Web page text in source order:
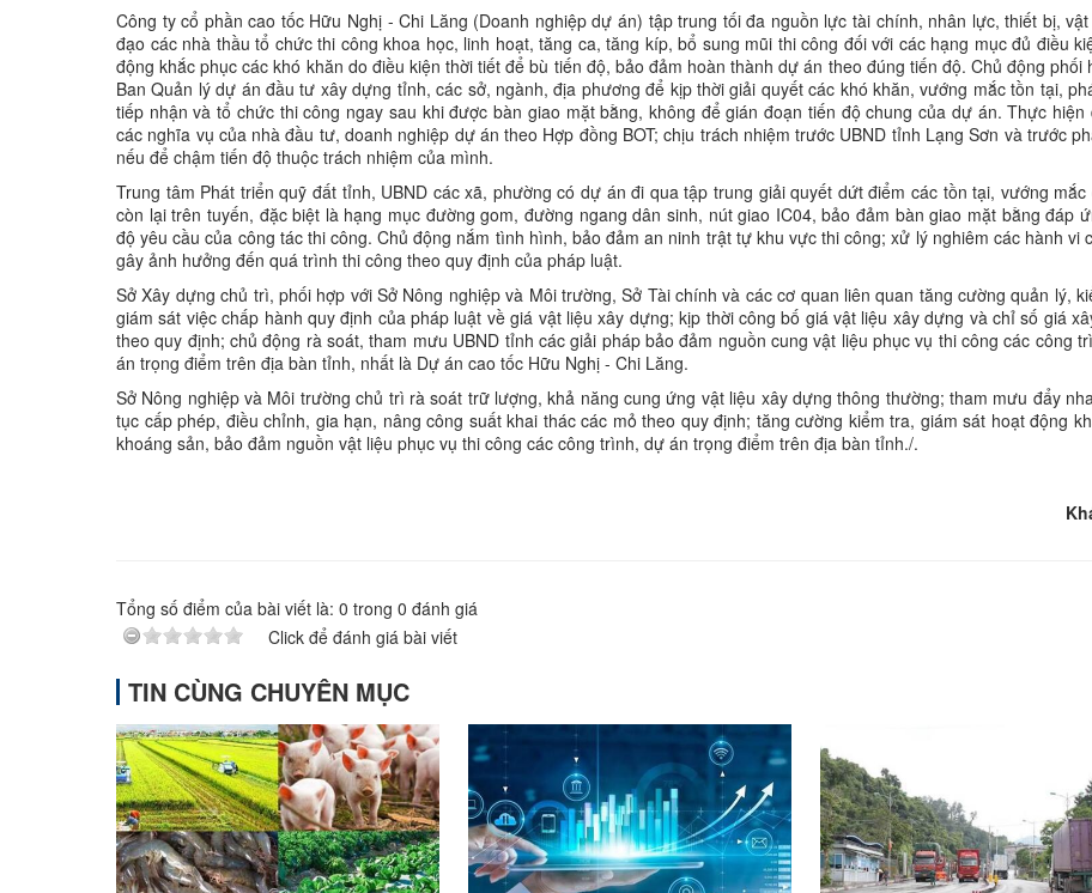
Công ty cổ phần cao tốc Hữu Nghị - Chi Lăng (Doanh nghiệp dự án) tập trung tối đa nguồn lực tài chính, nhân lực, thiết bị,
đạo các nhà thầu tổ chức thi công khoa học, linh hoạt, tăng ca, tăng kíp, bổ sung mũi thi công đối với các hạng mục đủ điều
động khắc phục các khó khăn do điều kiện thời tiết để bù tiến độ, bảo đảm hoàn thành dự án theo đúng tiến độ. Chủ động phối
Ban Quản lý dự án đầu tư xây dựng tỉnh, các sở, ngành, địa phương để kịp thời giải quyết các khó khăn, vướng mắc tồn tại,
tiếp nhận và tổ chức thi công ngay sau khi được bàn giao mặt bằng, không để gián đoạn tiến độ chung của dự án. Thực hiện
các nghĩa vụ của nhà đầu tư, doanh nghiệp dự án theo Hợp đồng BOT; chịu trách nhiệm trước UBND tỉnh Lạng Sơn và trước
nếu để chậm tiến độ thuộc trách nhiệm của mình.
Trung tâm Phát triển quỹ đất tỉnh, UBND các xã, phường có dự án đi qua tập trung giải quyết dứt điểm các tồn tại, vướng mắc
còn lại trên tuyến, đặc biệt là hạng mục đường gom, đường ngang dân sinh, nút giao IC04, bảo đảm bàn giao mặt bằng đáp
độ yêu cầu của công tác thi công. Chủ động nắm tình hình, bảo đảm an ninh trật tự khu vực thi công; xử lý nghiêm các hành vi
gây ảnh hưởng đến quá trình thi công theo quy định của pháp luật.
Sở Xây dựng chủ trì, phối hợp với Sở Nông nghiệp và Môi trường, Sở Tài chính và các cơ quan liên quan tăng cường quản lý,
giám sát việc chấp hành quy định của pháp luật về giá vật liệu xây dựng; kịp thời công bố giá vật liệu xây dựng và chỉ số giá
theo quy định; chủ động rà soát, tham mưu UBND tỉnh các giải pháp bảo đảm nguồn cung vật liệu phục vụ thi công các công
án trọng điểm trên địa bàn tỉnh, nhất là Dự án cao tốc Hữu Nghị - Chi Lăng.
Sở Nông nghiệp và Môi trường chủ trì rà soát trữ lượng, khả năng cung ứng vật liệu xây dựng thông thường; tham mưu đẩy
tục cấp phép, điều chỉnh, gia hạn, nâng công suất khai thác các mỏ theo quy định; tăng cường kiểm tra, giám sát hoạt động
khoáng sản, bảo đảm nguồn vật liệu phục vụ thi công các công trình, dự án trọng điểm trên địa bàn tỉnh./.
Tổng số điểm của bài viết là: 0 trong 0 đánh giá
Click để đánh giá bài viết
TIN CÙNG CHUYÊN MỤC